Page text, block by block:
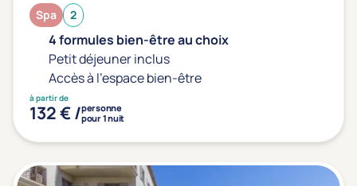
Spa 2
4 formules bien-être au choix
Petit déjeuner inclus
Accès à l'espace bien-être
à partir de
132 € /personne
pour 1 nuit